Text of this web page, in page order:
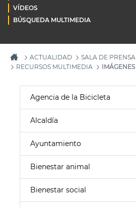
VÍDEOS
BÚSQUEDA MULTIMEDIA
ACTUALIDAD
SALA DE PRENSA
RECURSOS MULTIMEDIA
IMÁGENES
Agencia de la Bicicleta
Alcaldía
Ayuntamiento
Bienestar animal
Bienestar social